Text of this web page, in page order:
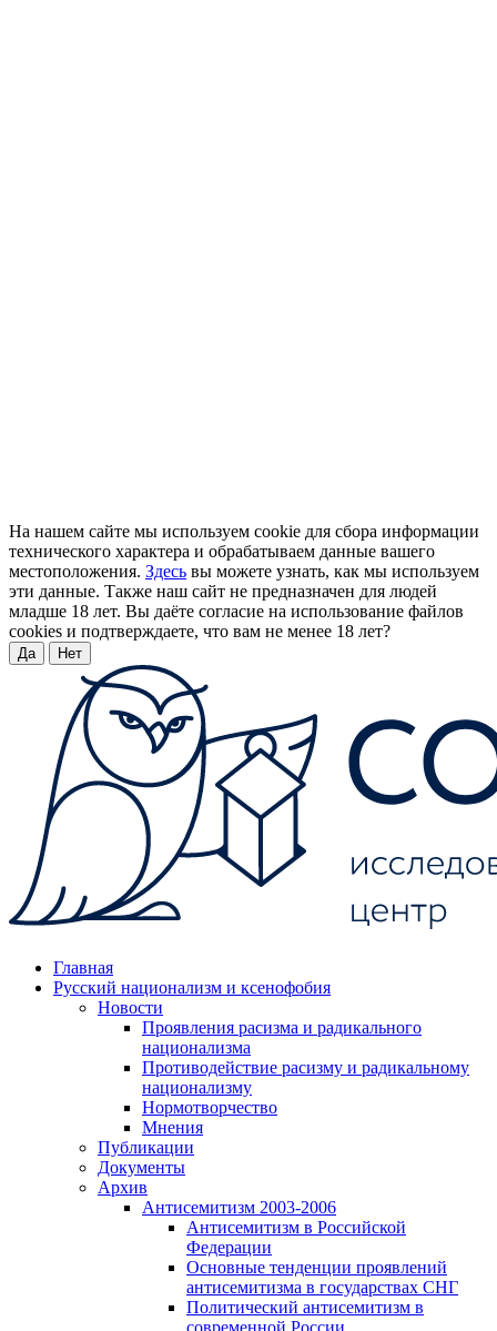
На нашем сайте мы используем cookie для сбора информации
технического характера и обрабатываем данные вашего
местоположения. Здесь вы можете узнать, как мы используем
эти данные. Также наш сайт не предназначен для людей
младше 18 лет. Вы даёте согласие на использование файлов
cookies и подтверждаете, что вам не менее 18 лет?
Да Нет
Главная
Русский национализм и ксенофобия
Новости
Проявления расизма и радикального
национализма
Противодействие расизму и радикальному
национализму
Нормотворчество
Мнения
Публикации
Документы
Архив
Антисемитизм 2003-2006
Антисемитизм в Российской
Федерации
Основные тенденции проявлений
антисемитизма в государствах СНГ
Политический антисемитизм в